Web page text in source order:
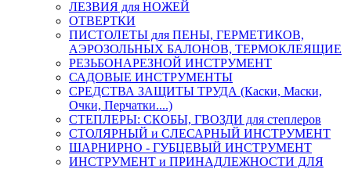
ЛЕЗВИЯ для НОЖЕЙ
ОТВЕРТКИ
ПИСТОЛЕТЫ для ПЕНЫ, ГЕРМЕТИКОВ,
АЭРОЗОЛЬНЫХ БАЛОНОВ, ТЕРМОКЛЕЯЩИЕ
РЕЗЬБОНАРЕЗНОЙ ИНСТРУМЕНТ
САДОВЫЕ ИНСТРУМЕНТЫ
СРЕДСТВА ЗАЩИТЫ ТРУДА (Каски, Маски,
Очки, Перчатки....)
СТЕПЛЕРЫ: СКОБЫ, ГВОЗДИ для степлеров
СТОЛЯРНЫЙ и СЛЕСАРНЫЙ ИНСТРУМЕНТ
ШАРНИРНО - ГУБЦЕВЫЙ ИНСТРУМЕНТ
ИНСТРУМЕНТ и ПРИНАДЛЕЖНОСТИ ДЛЯ